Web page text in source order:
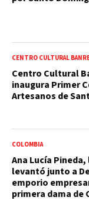
CENTRO CULTURAL
Centro Cultural
inaugura Primer
Artesanos de
COLOMBIA
Ana Lucía
levantó junto a
emporio
primera dama de